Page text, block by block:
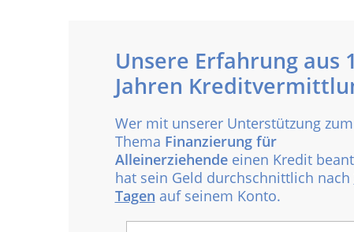
Unsere Erfahrung aus
Jahren
Wer mit unserer Unterstützung zum
Thema Finanzierung für
Alleinerziehendeeinen Kredit
hat sein Geld durchschnittlich nach
Tagen auf seinem Konto.